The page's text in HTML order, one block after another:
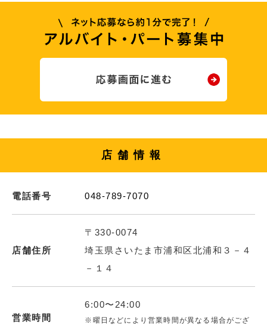
店舗情報
電話番号 048-789-7070
店舗住所
〒330-0074
埼玉県さいたま市浦和区北浦和３－４
－１４
営業時間
6:00〜24:00
※曜日などにより営業時間が異なる場合がござ